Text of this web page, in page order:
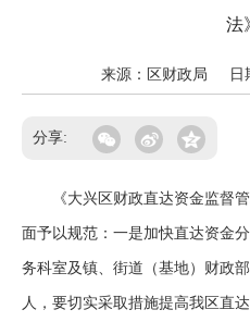
法
来源：区财政局 日
分享:
《大兴区财政直达资金监督管
面予以规范：一是加快直达资金
务科室及镇、街道（基地）财政
人，要切实采取措施提高我区直